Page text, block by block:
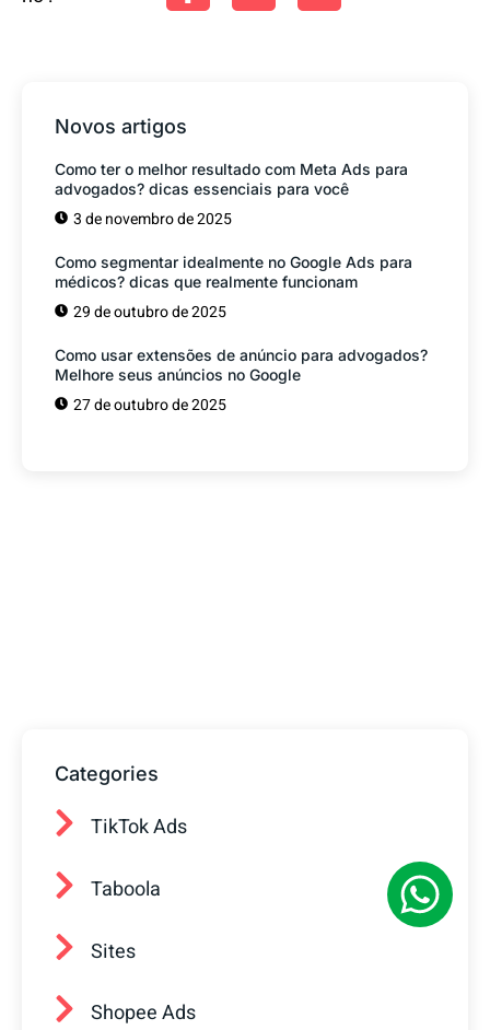
Novos artigos
Como ter o melhor resultado com Meta Ads para
advogados? dicas essenciais para você
3 de novembro de 2025
Como segmentar idealmente no Google Ads para
médicos? dicas que realmente funcionam
29 de outubro de 2025
Como usar extensões de anúncio para advogados?
Melhore seus anúncios no Google
27 de outubro de 2025
Categories
TikTok Ads
Taboola
Sites
Shopee Ads